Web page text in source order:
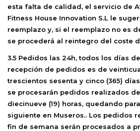
esta falta de calidad, el servicio de
Fitness House Innovation S.L le
reemplazo y, si el reemplazo no es
se procederá al reintegro del coste
3.5 Pedidos las 24h, todos los días
recepción de pedidos es de
trescientos sesenta y cinco (365)
se procesarán pedidos realizados
diecinueve (19) horas, quedando
siguiente en Museros.. Los pedidos
fin de semana serán procesados a